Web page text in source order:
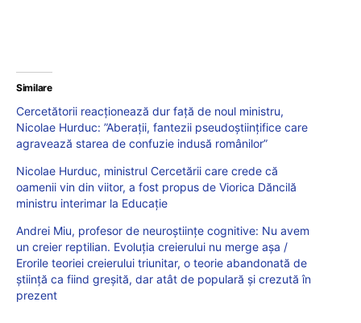
Similare
Cercetătorii reacționează dur față de noul ministru,
Nicolae Hurduc: ”Aberaţii, fantezii pseudoştiinţifice care
agravează starea de confuzie indusă românilor”
Nicolae Hurduc, ministrul Cercetării care crede că
oamenii vin din viitor, a fost propus de Viorica Dăncilă
ministru interimar la Educație
Andrei Miu, profesor de neuroștiințe cognitive: Nu avem
un creier reptilian. Evoluția creierului nu merge așa /
Erorile teoriei creierului triunitar, o teorie abandonată de
știință ca fiind greșită, dar atât de populară și crezută în
prezent